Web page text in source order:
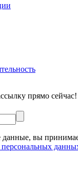
прямо сейчас!
данные, вы